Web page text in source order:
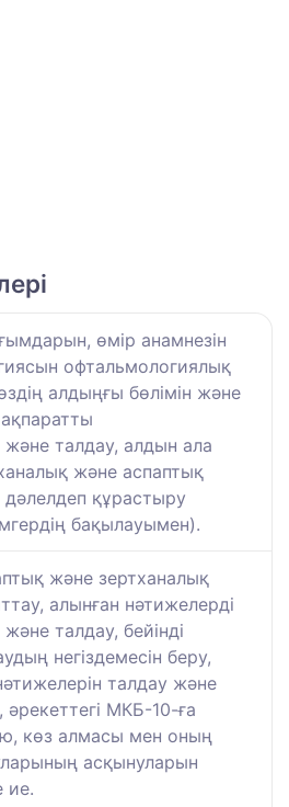
өмір анамнезін
офтальмологиялық
алдыңғы бөлімін және
талдау, алдын ала
және аспаптық
құрастыру
бақылауымен).
және зертханалық
алынған нәтижелерді
талдау, бейінді
негіздемесін беру,
талдау және
әрекеттегі МКБ-10-ға
көз алмасы мен оның
асқынуларын
ие.